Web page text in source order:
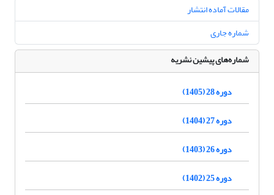
مقالات آماده انتشار
شماره جاری
شماره‌های پیشین نشریه
دوره 28 (1405)
دوره 27 (1404)
دوره 26 (1403)
دوره 25 (1402)